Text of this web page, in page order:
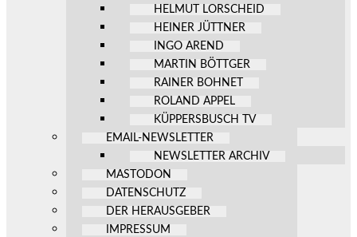
HELMUT LORSCHEID
HEINER JÜTTNER
INGO AREND
MARTIN BÖTTGER
RAINER BOHNET
ROLAND APPEL
KÜPPERSBUSCH TV
EMAIL-NEWSLETTER
NEWSLETTER ARCHIV
MASTODON
DATENSCHUTZ
DER HERAUSGEBER
IMPRESSUM